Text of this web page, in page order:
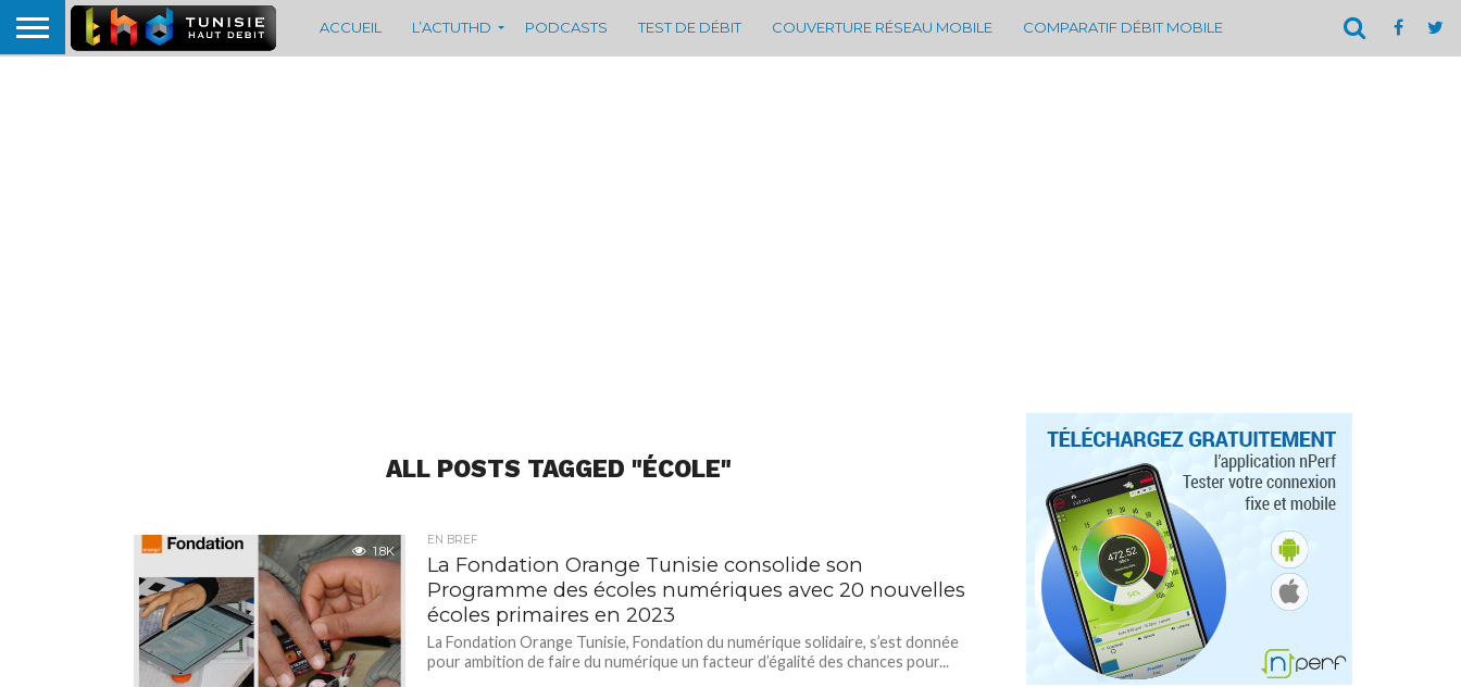
ACCUEIL L’ACTUTHD PODCASTS TEST DE DÉBIT COUVERTURE RÉSEAU MOBILE COMPARATIF DÉBIT MOBILE
ALL POSTS TAGGED "ÉCOLE"
1.8K
EN BREF
La Fondation Orange Tunisie consolide son
Programme des écoles numériques avec 20 nouvelles
écoles primaires en 2023
La Fondation Orange Tunisie, Fondation du numérique solidaire, s’est donnée
pour ambition de faire du numérique un facteur d’égalité des chances pour...